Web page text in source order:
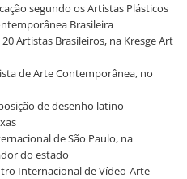
segundo os Artistas Plásticos
Brasileira
Artistas Brasileiros, na Kresge Art
de Arte Contemporânea, no
de desenho latino-
de São Paulo, na
do estado
Internacional de Vídeo-Arte